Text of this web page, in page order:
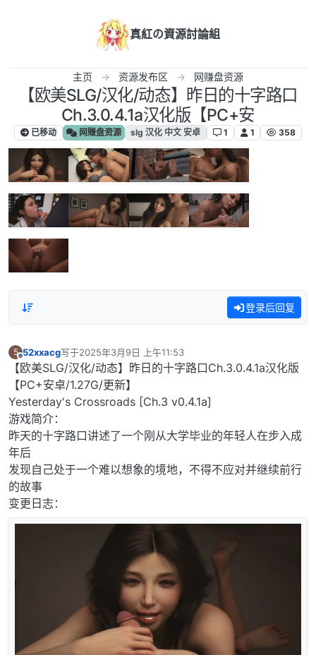
真紅の資源討論組
主页 资源发布区 网赚盘资源
【欧美SLG/汉化/动态】昨日的十字路口
Ch.3.0.4.1a汉化版【PC+安
已移动 网赚盘资源 slg 汉化 中文 安卓 1 1 358
登录后回复
5
离线
52xxacg写于2025年3月9日 上午11:53
最后由 编辑
【欧美SLG/汉化/动态】昨日的十字路口Ch.3.0.4.1a汉化版
【PC+安卓/1.27G/更新】
Yesterday's Crossroads [Ch.3 v0.4.1a]
游戏简介：
昨天的十字路口讲述了一个刚从大学毕业的年轻人在步入成
年后
发现自己处于一个难以想象的境地，不得不应对并继续前行
的故事
变更日志：